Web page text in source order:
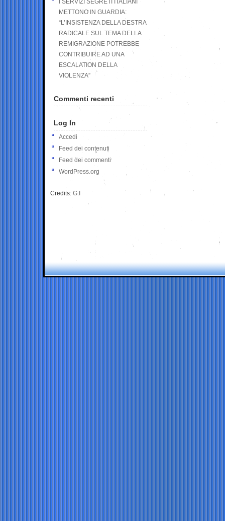
I SERVIZI SEGRETI ITALIANI
METTONO IN GUARDIA:
“L’INSISTENZA DELLA DESTRA
RADICALE SUL TEMA DELLA
REMIGRAZIONE POTREBBE
CONTRIBUIRE AD UNA
ESCALATION DELLA
VIOLENZA”
Commenti recenti
Log In
Accedi
Feed dei contenuti
Feed dei commenti
WordPress.org
Credits: G.I